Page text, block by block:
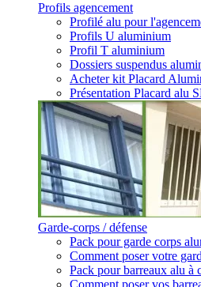
Profils agencement
Profilé alu pour
Profils U aluminium
Profil T aluminium
Dossiers suspendus
Acheter kit Placard
Présentation Placard alu
Garde-corps / défense
Pack pour garde corps
Comment poser votre
Pack pour barreaux alu à
Comment poser vos